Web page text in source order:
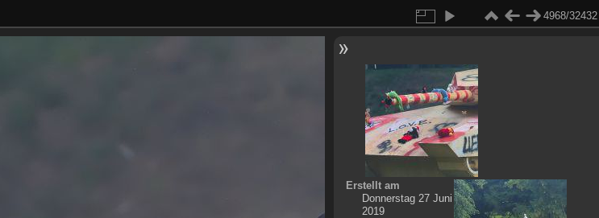
4968/32432
Erstellt am
Donnerstag 27 Juni
2019